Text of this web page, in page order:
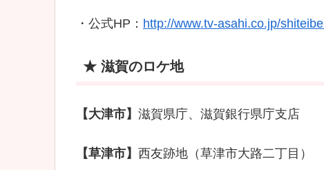
・公式HP： http://www.tv-asahi.co.jp/
★ 滋賀のロケ地
【大津市】 滋賀県庁、滋賀銀行県庁支店
【草津市】 西友跡地（草津市大路二丁目）